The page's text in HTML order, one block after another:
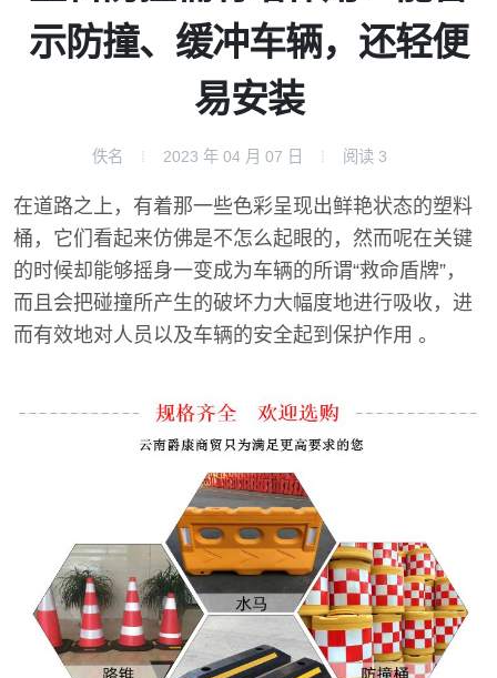
示防撞、缓冲车辆，还轻便
易安装
佚名 2023 年 04 月 07 日 阅读 3
在道路之上，有着那一些色彩呈现出鲜艳状态的塑料
桶，它们看起来仿佛是不怎么起眼的，然而呢在关键
的时候却能够摇身一变成为车辆的所谓“救命盾牌”，
而且会把碰撞所产生的破坏力大幅度地进行吸收，进
而有效地对人员以及车辆的安全起到保护作用 。